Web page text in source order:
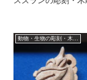
動物・生物の彫刻・木彫・レリーフ・根付・彫刻の彫り方